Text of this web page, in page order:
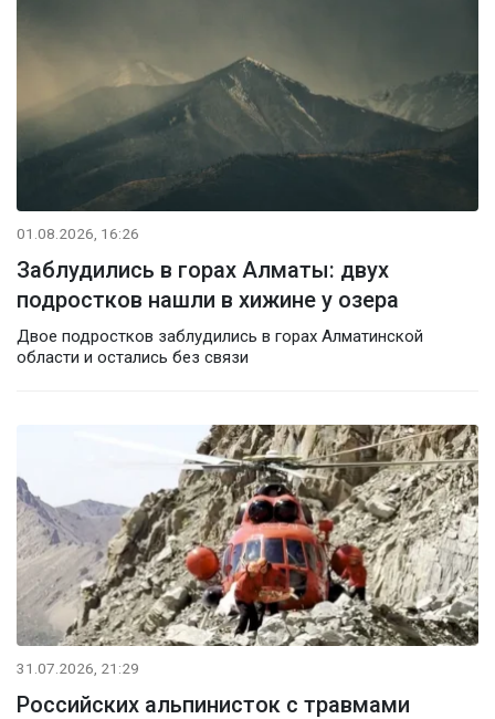
01.08.2026, 16:26
Заблудились в горах Алматы: двух
подростков нашли в хижине у озера
Двое подростков заблудились в горах Алматинской
области и остались без связи
31.07.2026, 21:29
Российских альпинисток с травмами